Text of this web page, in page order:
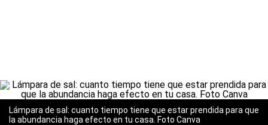
Lámpara de sal: cuanto tiempo tiene que estar prendida para que
la abundancia haga efecto en tu casa. Foto Canva